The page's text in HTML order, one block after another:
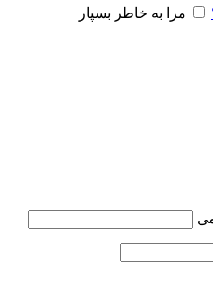
مرا به خاطر بسپار